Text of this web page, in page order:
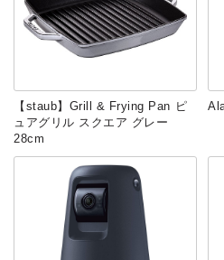
【staub】Grill & Frying Pan ピ
ュアグリル スクエア グレー
28cm